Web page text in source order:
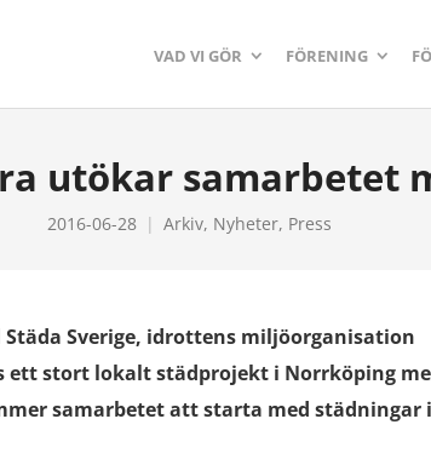
VAD VI GÖR FÖRENING
utökar samarbetet
2016-06-28 Arkiv, Nyheter, Press
Sverige, idrottens miljöorganisation
stort lokalt städprojekt i Norrköping
samarbetet att starta med städningar i